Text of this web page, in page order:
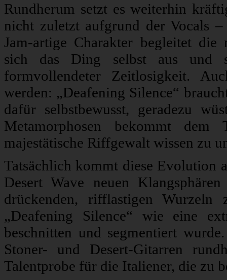
Rundherum setzt es weiterhin
nicht zuletzt aufgrund der Vocals
Jam-artige Charakter begleitet die
sich das Ding selbst aus und
formvollendeter Zeitlosigkeit.
werden: „Deafening Silence“
dafür selbstbewusst, geradezu
Metamorphosen bekommt
majestätische Riffgewalt wissen zu
Tatsächlich kommt diese Evolution
Desert Wave neuen
drückenden, rifflastigen
„Deafening Silence“ wie eine
beschnitten und segmentiert
Stoner- und Desert-Gitarren
Talentprobe für die Italiener, die zu